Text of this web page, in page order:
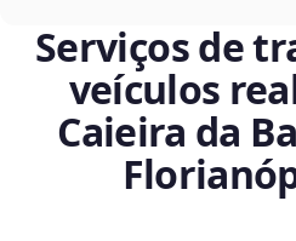
Serviços de
veículos
Caieira da